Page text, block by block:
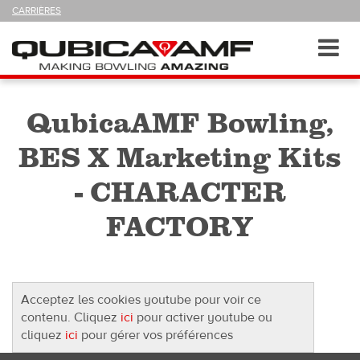
CARRIÈRES
NOUS
Navigation
QubicaAMF Bowling,
BES X Marketing Kits
- CHARACTER
FACTORY
Acceptez les cookies youtube pour voir ce
contenu. Cliquez ici pour activer youtube ou
cliquez ici pour gérer vos préférences